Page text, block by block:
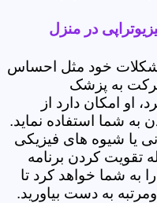
در منزل
خود مثل احساس
حرکت به پزشک
او امکان دارد از
به شما استفاده نماید.
یا شیوه های فیزیکی
تقویت کردن برنامه
به شما خواهد کرد تا
به دست بیاورید.